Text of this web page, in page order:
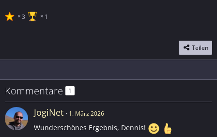
3 1
Teilen
Kommentare 1
JogiNet 1. März 2026
Wunderschönes Ergebnis, Dennis!